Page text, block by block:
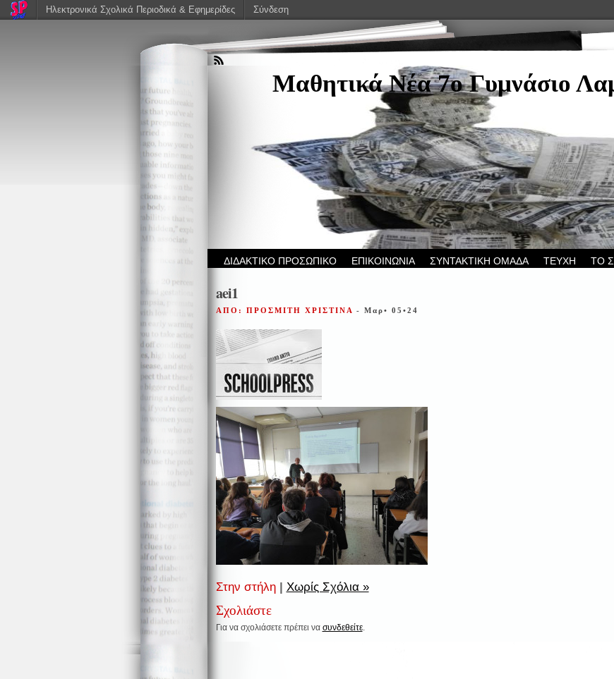
Μαθητικά Νέα 7ο Γυμνάσιο
ΔΙΔΑΚΤΙΚΟ ΠΡΟΣΩΠΙΚΟ ΕΠΙΚΟΙΝΩΝΙΑ ΣΥΝΤΑΚΤΙΚΗ ΟΜΑΔΑ ΤΕΥΧΗ ΤΟ
aei1
ΑΠΟ: ΠΡΟΣΜΙΤΗ ΧΡΙΣΤΙΝΑ - Μαρ• 05•24
Στην στήλη Χωρίς Σχόλια »
Σχολιάστε
Για να σχολιάσετε πρέπει να συνδεθείτε.
Ηλεκτρονικά Σχολικά Περιοδικά & Εφημερίδες Σύνδεση